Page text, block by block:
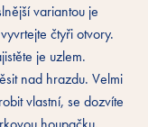
variantou je
čtyři otvory.
je uzlem.
nad hrazdu. Velmi
vlastní, se dozvíte